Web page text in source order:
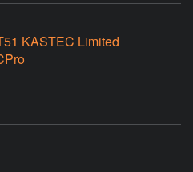
KASTEC Limited